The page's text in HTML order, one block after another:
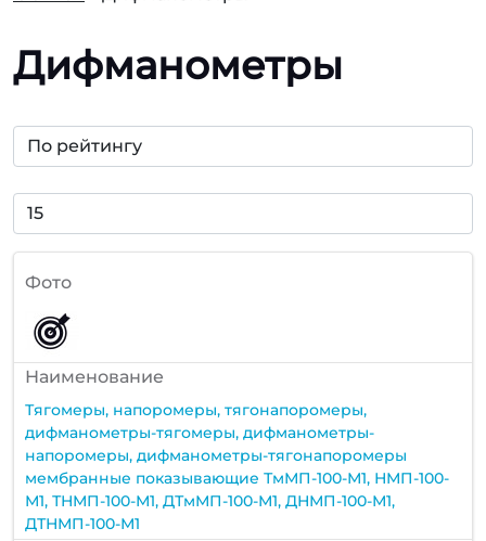
Дифманометры
Фото
Наименование
Тягомеры, напоромеры, тягонапоромеры,
дифманометры-тягомеры, дифманометры-
напоромеры, дифманометры-тягонапоромеры
мембранные показывающие ТмМП-100-М1, НМП-100-
М1, ТНМП-100-М1, ДТмМП-100-М1, ДНМП-100-М1,
ДТНМП-100-М1